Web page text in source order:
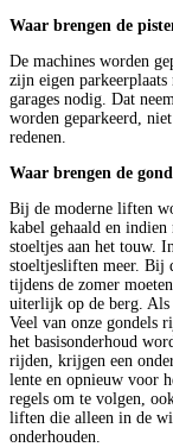
Waar brengen de
De machines worden
zijn eigen
garages nodig. Dat
worden geparkeerd,
redenen.
Waar brengen de
Bij de moderne liften
kabel gehaald en
stoeltjes aan het touw.
stoeltjesliften meer. Bij
tijdens de zomer
uiterlijk op de berg. Als
Veel van onze gondels
het basisonderhoud
rijden, krijgen een
lente en opnieuw voor
regels om te volgen,
liften die alleen in de
onderhouden.